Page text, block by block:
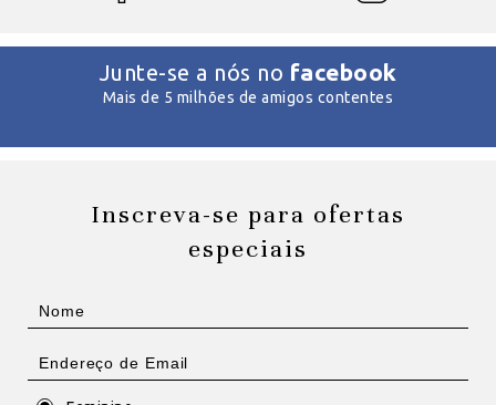
Junte-se a nós no facebook
Mais de 5 milhões de amigos contentes
Inscreva-se para ofertas
especiais